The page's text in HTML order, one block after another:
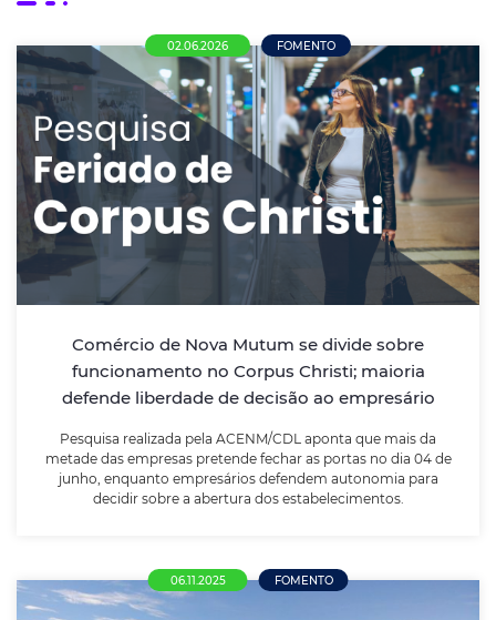
02.06.2026 FOMENTO
Comércio de Nova Mutum se divide sobre
funcionamento no Corpus Christi; maioria
defende liberdade de decisão ao empresário
Pesquisa realizada pela ACENM/CDL aponta que mais da
metade das empresas pretende fechar as portas no dia 04 de
junho, enquanto empresários defendem autonomia para
decidir sobre a abertura dos estabelecimentos.
Comércio de Nova Mutum se divide sobre
funcionamento no Corpus Christi; maioria
defende liberdade de decisão ao
empresário
Pesquisa realizada pela ACENM/CDL aponta que mais
autonomia para decidir sobre a abertura dos
estabelecimentos.
LEIA MAIS
06.11.2025 FOMENTO